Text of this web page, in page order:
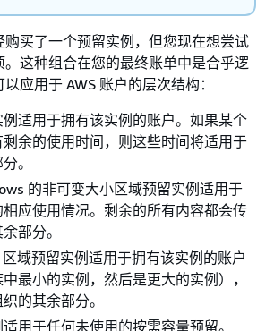
买了一个预留实例，但您现在想尝试
这种组合在您的最终账单中是合乎逻
应用于 AWS 账户的层次结构：
适用于拥有该实例的账户。如果某个
余的使用时间，则这些时间将适用于
。
的非可变大小区域预留实例适用于
应使用情况。剩余的所有内容都会传
部分。
域预留实例适用于拥有该实例的账户
中最小的实例，然后是更大的实例），
的其余部分。
用于任何未使用的按需容量预留。